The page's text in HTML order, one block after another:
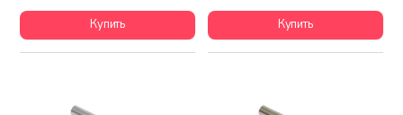
Купить Купить